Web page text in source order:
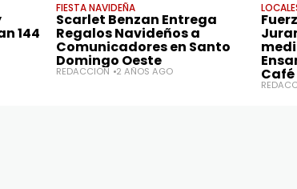
144
FIESTA NAVIDEÑA
Scarlet Benzan Entrega
Regalos Navideños a
Comunicadores en Santo
Domingo Oeste
REDACCIÓN 2 AÑOS AGO Café